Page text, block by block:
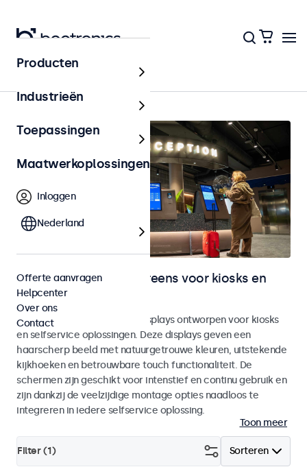
Kiosks & Self-Service
Monitoren en touchscreens voor kiosks en
selfservice
Monitoren en touchscreen displays ontworpen voor kiosks
en selfservice oplossingen. Deze displays geven een
haarscherp beeld met natuurgetrouwe kleuren, uitstekende
kijkhoeken en betrouwbare touch functionaliteit. De
schermen zijn geschikt voor intenstief en continu gebruik en
zijn dankzij de veelzijdige montage opties naadloos te
integreren in iedere selfservice oplossing.
Toon meer
Sorteren
Filter (1)
Producten
Industrieën
Toepassingen
Maatwerkoplossingen
Inloggen
Nederland
Offerte aanvragen
Helpcenter
Over ons
Contact